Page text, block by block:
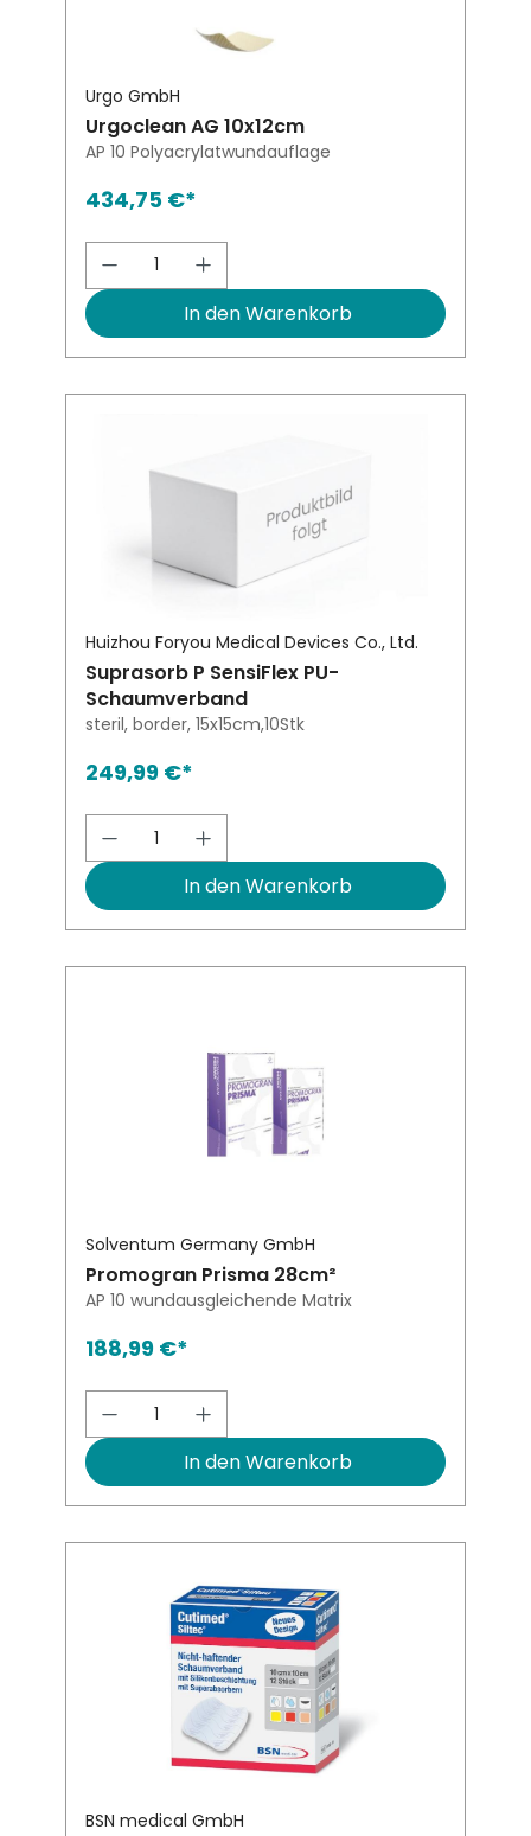
Urgo GmbH
Urgoclean AG 10x12cm
AP 10 Polyacrylatwundauflage
434,75 €*
Produkt Anzahl: Gib den
In den Warenkorb
Huizhou Foryou Medical Devices Co., Ltd.
Suprasorb P SensiFlex PU-
Schaumverband
steril, border, 15x15cm,10Stk
249,99 €*
Produkt Anzahl: Gib den
In den Warenkorb
Solventum Germany GmbH
Promogran Prisma 28cm²
AP 10 wundausgleichende Matrix
188,99 €*
Produkt Anzahl: Gib den
In den Warenkorb
BSN medical GmbH